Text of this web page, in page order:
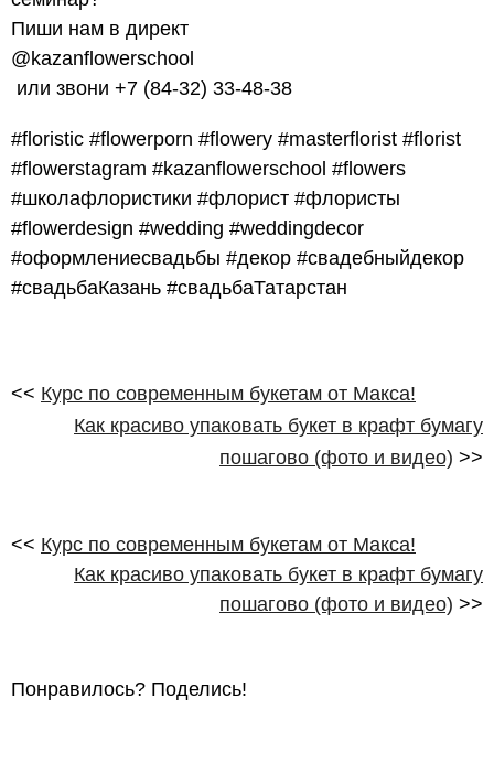
Пиши нам в директ
@kazanflowerschool
или звони +7 (84-32) 33-48-38
#floristic #flowerporn #flowery #masterflorist #florist
#flowerstagram #kazanflowerschool #flowers
#школафлористики #флорист #флористы
#flowerdesign #wedding #weddingdecor
#оформлениесвадьбы #декор #свадебныйдекор
#свадьбаКазань #свадьбаТатарстан
<< Курс по современным букетам от Макса!
Как красиво упаковать букет в крафт бумагу
пошагово (фото и видео) >>
<< Курс по современным букетам от Макса!
Как красиво упаковать букет в крафт бумагу
пошагово (фото и видео) >>
Понравилось? Поделись!